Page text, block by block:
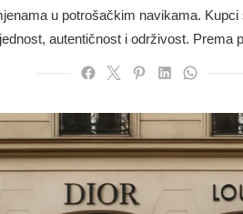
u potrošačkim navikama.
autentičnost i održivost. Prema